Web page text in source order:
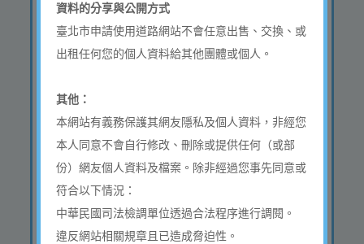
申請類型
地點
成都路【成都路5號（不
含）至成都路1號（不
號（不含）】西側人行道,
成都路【成都路5號（不
含）至成都路1號（不
含）】北側,中華路一段
號（不含）】西側人行道
資料的分享與公開方式
臺北市申請使用道路網站不會任意出售、交換、或
出租任何您的個人資料給其他團體或個人。
其他：
本網站有義務保護其網友隱私及個人資料，非經您
本人同意不會自行修改、刪除或提供任何（或部
份）網友個人資料及檔案。除非經過您事先同意或
符合以下情況：
中華民國司法檢調單位透過合法程序進行調閱。
違反網站相關規章且已造成脅迫性。